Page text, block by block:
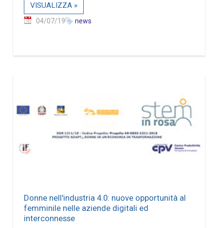
VISUALIZZA »
04/07/19 news
Donne nell'industria 4.0: nuove opportunità al
femminile nelle aziende digitali ed
interconnesse